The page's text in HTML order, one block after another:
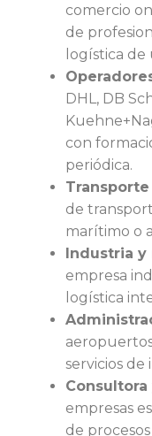
comercio
de
logística
DHL, DB
con
periódica.
de
marítimo o
Industria y
empresa
logística
servicios de
empresas
de